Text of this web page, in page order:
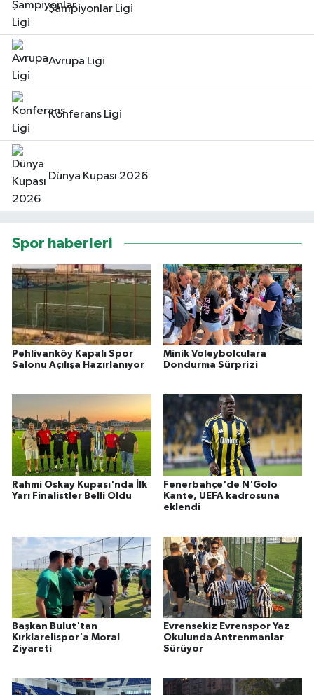
Şampiyonlar Ligi
Avrupa Ligi
Konferans Ligi
Dünya Kupası 2026
Spor haberleri
Pehlivanköy Kapalı Spor
Salonu Açılışa Hazırlanıyor
Minik Voleybolculara
Dondurma Sürprizi
Rahmi Oskay Kupası'nda İlk
Yarı Finalistler Belli Oldu
Fenerbahçe'de N'Golo
Kante, UEFA kadrosuna
eklendi
Başkan Bulut'tan
Kırklarelispor'a Moral
Ziyareti
Evrensekiz Evrenspor Yaz
Okulunda Antrenmanlar
Sürüyor